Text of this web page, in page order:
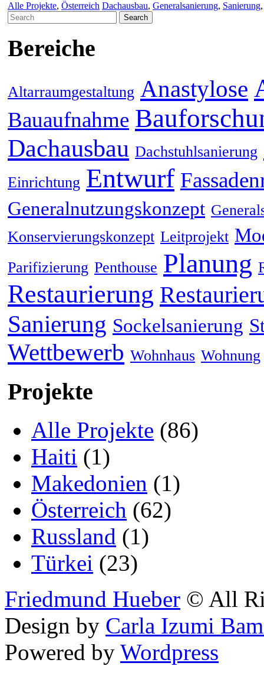
Alle Projekte, Österreich Dachausbau, Generalsanierung, Sanierung
Search
for:
Bereiche
Altarraumgestaltung Anastylose
Bauaufnahme
Dachausbau Dachstuhlsanierung
Einrichtung Entwurf
Generalnutzungskonzept
Konservierungskonzept Leitprojekt
Parifizierung Penthouse Planung
Restaurierung
Sanierung Sockelsanierung
Wettbewerb Wohnhaus Wohnung
Projekte
Alle Projekte (86)
Haiti (1)
Makedonien (1)
Österreich (62)
Russland (1)
Türkei (23)
Friedmund Hueber © All
Design by Carla Izumi
Powered by Wordpress